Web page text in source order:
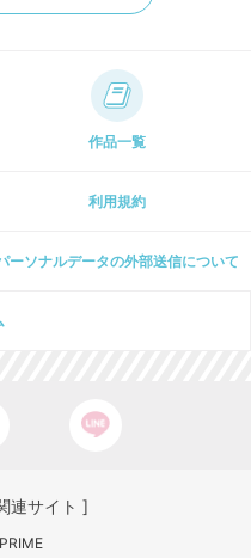
作品一覧
利用規約
ーソナルデータの外部送信について
連サイト ]